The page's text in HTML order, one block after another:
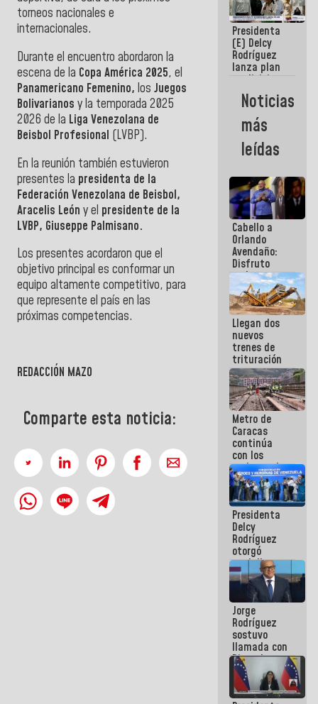
torneos nacionales e
internacionales.
Durante el encuentro abordaron la
escena de la Copa América 2025, el
Panamericano Femenino, los Juegos
Bolivarianos y la temporada 2025
2026 de la Liga Venezolana de
Beisbol Profesional (LVBP).
En la reunión también estuvieron
presentes la presidenta de la
Federación Venezolana de Beisbol,
Aracelis León y el presidente de la
LVBP, Giuseppe Palmisano.
Los presentes acordaron que el
objetivo principal es conformar un
equipo altamente competitivo, para
que represente el país en las
próximas competencias.
REDACCIÓN MAZO
Comparte esta noticia:
para
atención de
emergencia
sísmica en
la última
semana
Presidenta
(E) Delcy
Rodríguez
lanza plan
crediticio
con subsidio
a Juntas de
Condominio
Noticias
más
leídas
Cabello a
Orlando
Avendaño:
Disfruto
cada vez
que escribes
porque lo
que haces
es
embarrarla
Llegan dos
nuevos
trenes de
trituración
para
optimizar
manejo de
escombros
en La Guaira
Metro de
Caracas
continúa
con los
trabajos de
mantenimiento
e inspección
en la Línea 2
Presidenta
Delcy
Rodríguez
otorgó
medalla
"Héroe de
Venezuela"
a servidores
públicos
Jorge
Rodríguez
sostuvo
llamada con
Dinorah
Figuera y
acuerdan
primer